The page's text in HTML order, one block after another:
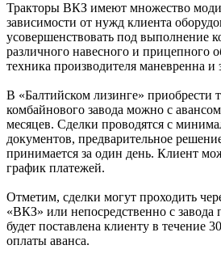
Тракторы ВКЗ имеют множество
зависимости от нужд клиента
усовершенствовать под выполнение
различного навесного и прицепного
техника производителя маневренна и
В «Балтийском лизинге» приобрести
комбайнового завода можно с
месяцев. Сделки проводятся с
документов, предварительное
принимается за один день. Клиент
график платежей.
Отметим, сделки могут проходить
«ВКЗ» или непосредственно с завода
будет поставлена клиенту в течение
оплаты аванса.